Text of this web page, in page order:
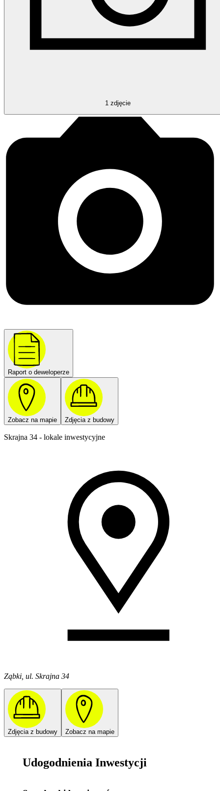
1 zdjęcie
Raport o deweloperze
Zobacz na mapie Zdjęcia z budowy
Skrajna 34 - lokale inwestycyjne
Ząbki, ul. Skrajna 34
Zdjęcia z budowy Zobacz na mapie
Udogodnienia Inwestycji